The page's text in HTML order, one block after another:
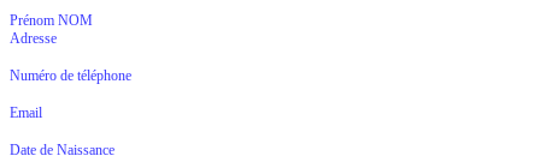
Prénom NOM
Adresse
Numéro de téléphone
Email
Date de Naissance